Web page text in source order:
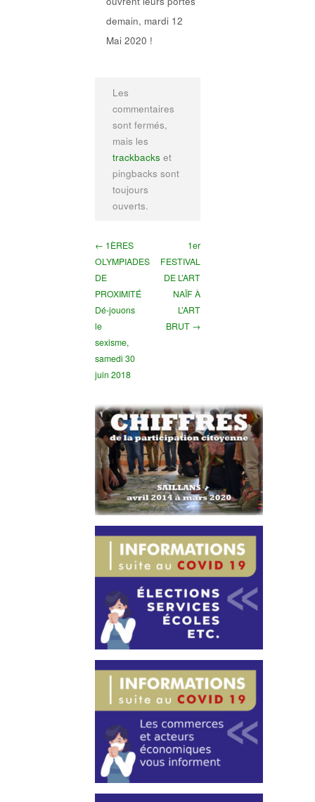
demain, mardi 12
Mai 2020 !
Les
commentaires
sont fermés,
mais les
trackbacks et
pingbacks sont
toujours
ouverts.
← 1ÈRES
OLYMPIADES
DE
PROXIMITÉ
Dé-jouons
le
sexisme,
samedi 30
juin 2018
1er
FESTIVAL
DE L’ART
NAÏF À
L’ART
BRUT →